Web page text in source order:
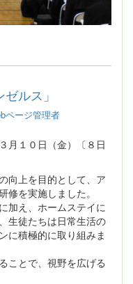
ルス」
ページ管理者
月１０日（金）〔８日
向上を目的として、ア
修を実施しました。
加え、ホームステイに
生徒たちは日常生活の
に積極的に取り組みま
ことで、視野を広げる